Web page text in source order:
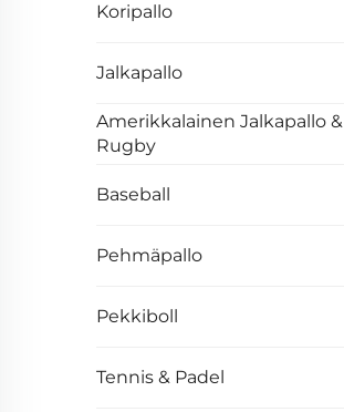
Koripallo
Jalkapallo
Amerikkalainen Jalkapallo &
Rugby
Baseball
Pehmäpallo
Pekkiboll
Tennis & Padel